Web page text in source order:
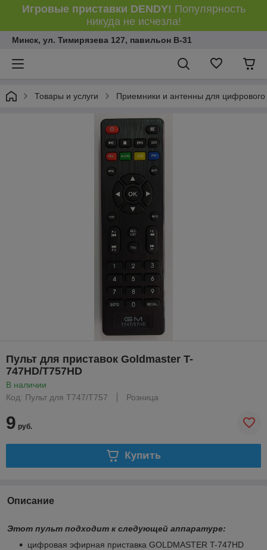
Игровые приставки DENDY! Популярность
никуда не исчезла!
Минск, ул. Тимирязева 127, павильон В-31
Товары и услуги Приемники и антенны для
Пульт для приставок Goldmaster T-
747HD/T757HD
В наличии
Код: Пульт для T747/T757
Розница
9 руб.
Купить
Описание
Этот пульт подходит к следующей аппаратуре:
цифровая эфирная приставка GOLDMASTER T-747HD